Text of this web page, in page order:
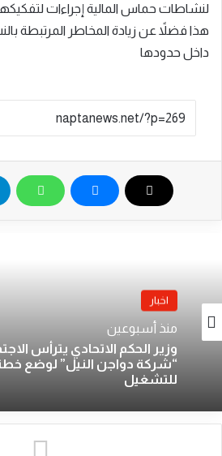
لنشاطات حماس المالية إجراءات
هذا فضلاً عن زيادة المخاطر المرتبطة
داخل حدودها
اخبار
منذ أسبوعين
وزير الحكم الاتحادي يترأس
“شركة دواجن النيل” لوضع
للتشغيل